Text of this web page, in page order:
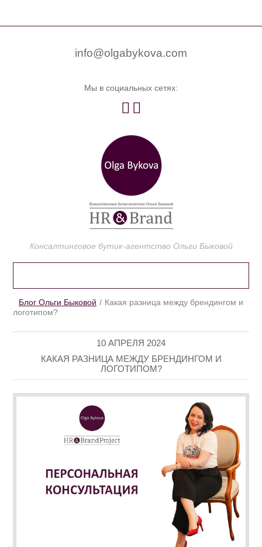
info@olgabykova.com
Мы в социальных сетях:
 
Консалтинговое бутик-агентство Ольги Быковой
Блог Ольги Быковой
Какая разница между брендингом и
логотипом?
10 АПРЕЛЯ 2024
КАКАЯ РАЗНИЦА МЕЖДУ БРЕНДИНГОМ И
ЛОГОТИПОМ?